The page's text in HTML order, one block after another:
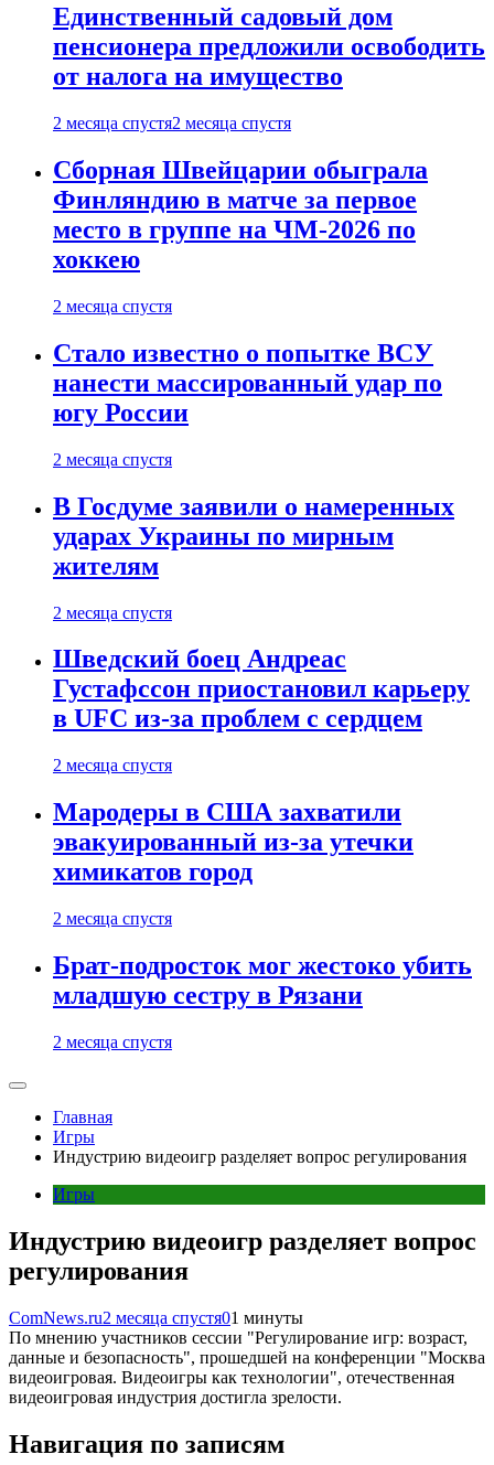
Единственный садовый дом
пенсионера предложили освободить
от налога на имущество
2 месяца спустя2 месяца спустя
Сборная Швейцарии обыграла
Финляндию в матче за первое
место в группе на ЧМ-2026 по
хоккею
2 месяца спустя
Стало известно о попытке ВСУ
нанести массированный удар по
югу России
2 месяца спустя
В Госдуме заявили о намеренных
ударах Украины по мирным
жителям
2 месяца спустя
Шведский боец Андреас
Густафссон приостановил карьеру
в UFC из-за проблем с сердцем
2 месяца спустя
Мародеры в США захватили
эвакуированный из-за утечки
химикатов город
2 месяца спустя
Брат-подросток мог жестоко убить
младшую сестру в Рязани
2 месяца спустя
Главная
Игры
Индустрию видеоигр разделяет вопрос регулирования
Игры
Индустрию видеоигр разделяет вопрос
регулирования
ComNews.ru2 месяца спустя01 минуты
По мнению участников сессии "Регулирование игр: возраст,
данные и безопасность", прошедшей на конференции "Москва
видеоигровая. Видеоигры как технологии", отечественная
видеоигровая индустрия достигла зрелости.
Навигация по записям